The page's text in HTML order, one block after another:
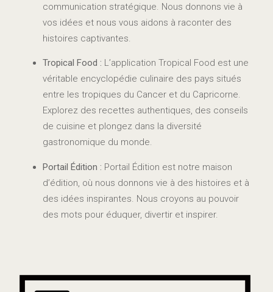
communication stratégique. Nous donnons vie à
vos idées et nous vous aidons à raconter des
histoires captivantes.
Tropical Food : L’application Tropical Food est une
véritable encyclopédie culinaire des pays situés
entre les tropiques du Cancer et du Capricorne.
Explorez des recettes authentiques, des conseils
de cuisine et plongez dans la diversité
gastronomique du monde.
Portail Édition : Portail Édition est notre maison
d’édition, où nous donnons vie à des histoires et à
des idées inspirantes. Nous croyons au pouvoir
des mots pour éduquer, divertir et inspirer.